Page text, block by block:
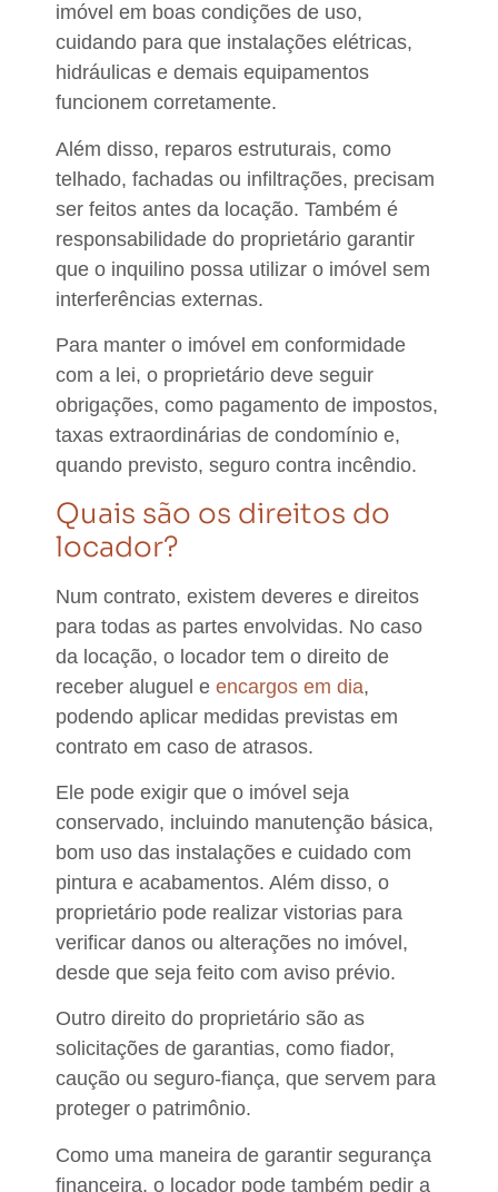
imóvel em boas condições de uso,
cuidando para que instalações elétricas,
hidráulicas e demais equipamentos
funcionem corretamente.
Além disso, reparos estruturais, como
telhado, fachadas ou infiltrações, precisam
ser feitos antes da locação. Também é
responsabilidade do proprietário garantir
que o inquilino possa utilizar o imóvel sem
interferências externas.
Para manter o imóvel em conformidade
com a lei, o proprietário deve seguir
obrigações, como pagamento de impostos,
taxas extraordinárias de condomínio e,
quando previsto, seguro contra incêndio.
Quais são os direitos do
locador?
Num contrato, existem deveres e direitos
para todas as partes envolvidas. No caso
da locação, o locador tem o direito de
receber aluguel e encargos em dia,
podendo aplicar medidas previstas em
contrato em caso de atrasos.
Ele pode exigir que o imóvel seja
conservado, incluindo manutenção básica,
bom uso das instalações e cuidado com
pintura e acabamentos. Além disso, o
proprietário pode realizar vistorias para
verificar danos ou alterações no imóvel,
desde que seja feito com aviso prévio.
Outro direito do proprietário são as
solicitações de garantias, como fiador,
caução ou seguro-fiança, que servem para
proteger o patrimônio.
Como uma maneira de garantir segurança
financeira, o locador pode também pedir a